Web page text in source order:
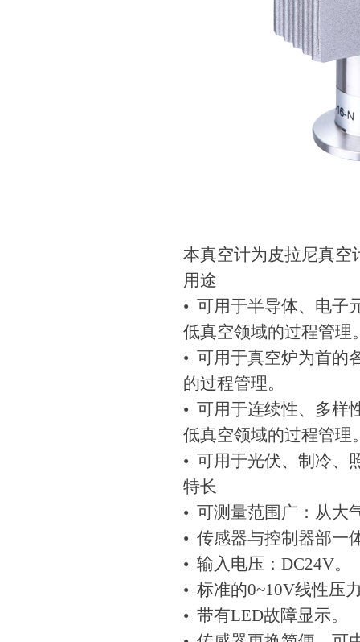
本真空计为皮拉尼真空
用途
• 可用于半导体、电子
低真空领域的过程管理
• 可用于真空炉为首的
的过程管理。
• 可用于连续性、多样
低真空领域的过程管理
• 可用于光伏、制冷、
特长
• 可测量范围广：从大
• 传感器与控制器部一
• 输入电压：DC24V。
• 标准的0~10V线性压
• 带有LED故障显示。